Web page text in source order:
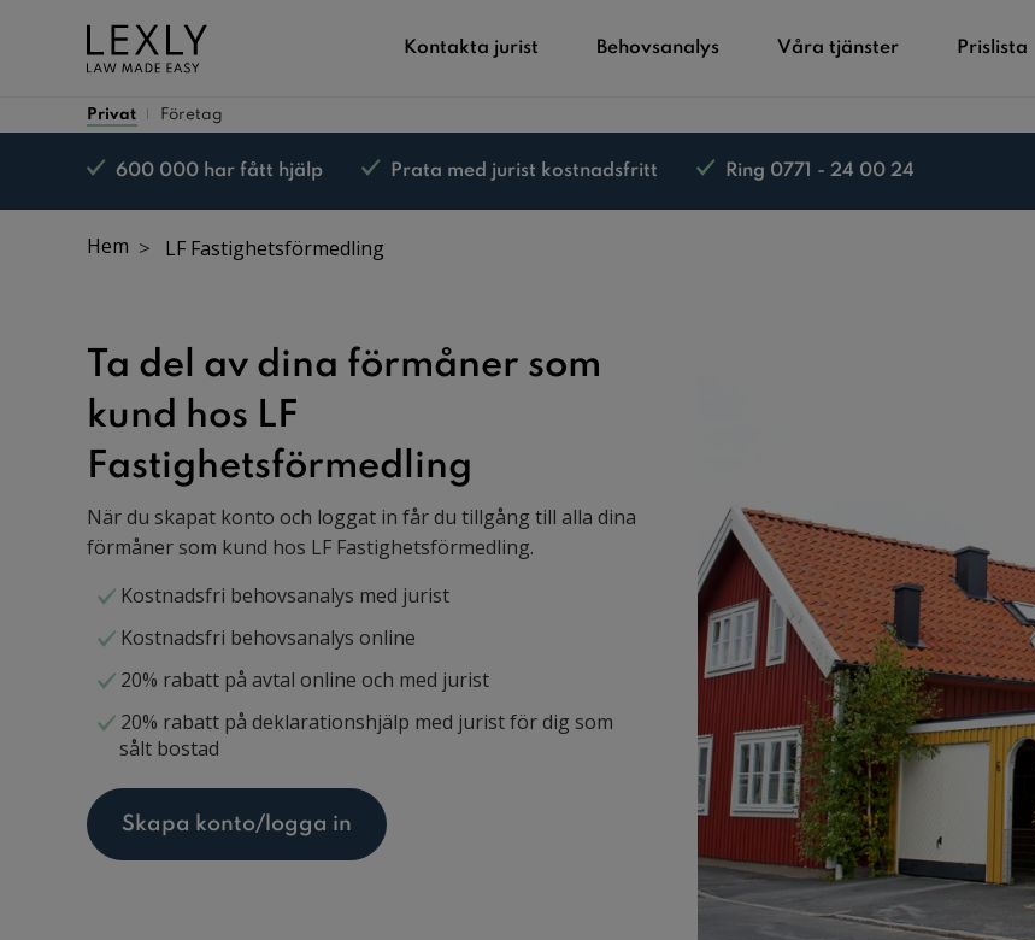
Kontakta jurist Behovsanalys Våra tjänster Prislista
Privat Företag
600 000 har fått hjälp Prata med jurist kostnadsfritt
Ring 0771 - 24 00 24
Nöjd kund-garanti*
Hem LF Fastighetsförmedling
Ta del av dina förmåner som
kund hos LF
Fastighetsförmedling
När du skapat konto och loggat in får du tillgång till alla dina
förmåner som kund hos LF Fastighetsförmedling.
Kostnadsfri behovsanalys med jurist
Kostnadsfri behovsanalys online
20% rabatt på avtal online och med jurist
20% rabatt på deklarationshjälp med jurist för dig som
sålt bostad
Skapa konto/logga in